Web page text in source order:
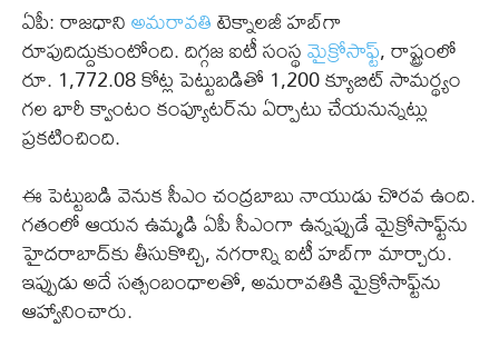
ఏపీ: రాజధానిఅమరావతిటెక్నాలజీ హబ్‌గా
రూపుదిద్దుకుంటోంది. దిగ్గజ ఐటీ సంస్థమైక్రోసాఫ్ట్, రాష్ట్రంలో
రూ. 1,772.08 కోట్ల పెట్టుబడితో 1,200 క్యూబిట్ సామర్థ్యం
గల భారీ క్వాంటం కంప్యూటర్‌ను ఏర్పాటు చేయనున్నట్లు
ప్రకటించింది.
ఈ పెట్టుబడి వెనుక సీఎం చంద్రబాబు నాయుడు చొరవ ఉంది.
గతంలో ఆయన ఉమ్మడి ఏపీ సీఎంగా ఉన్నప్పుడే మైక్రోసాఫ్ట్‌ను
హైదరాబాద్‌కు తీసుకొచ్చి, నగరాన్ని ఐటీ హబ్‌గా మార్చారు.
ఇప్పుడు అదే సత్సంబంధాలతో, అమరావతికి మైక్రోసాఫ్ట్‌ను
ఆహ్వానించారు.